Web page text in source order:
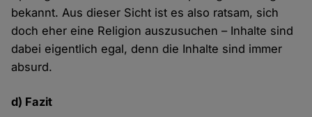
bekannt. Aus dieser Sicht ist es also ratsam, sich
doch eher eine Religion auszusuchen – Inhalte sind
dabei eigentlich egal, denn die Inhalte sind immer
absurd.
d) Fazit